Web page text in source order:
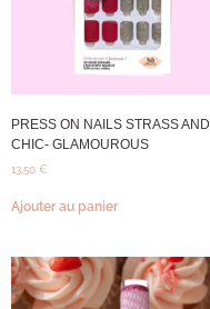
PRESS ON NAILS STRASS AND
CHIC- GLAMOUROUS
13,50 €
Ajouter au panier